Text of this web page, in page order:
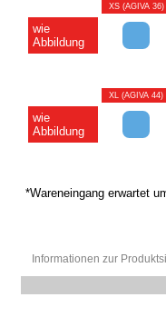
XS (AGIVA 36)
wie
Abbildung
XL (AGIVA 44)
wie
Abbildung
*Wareneingang erwartet
Informationen zur